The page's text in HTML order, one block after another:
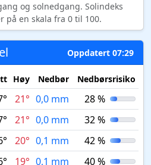
og solnedgang. Solindeks
på en skala fra 0 til 100.
Oppdatert 07:29
Høy Nedbør Nedbørsrisiko
21° 0,0 mm
28 %
21° 0,0 mm
32 %
20° 0,1 mm
42 %
19° 0,1 mm 40 %